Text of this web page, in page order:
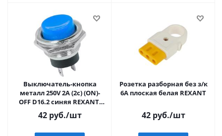
Выключатель-кнопка
металл 250V 2А (2с) (ON)-
OFF D16.2 синяя REXANT,
36-3352
42руб./шт
Розетка разборная без з/к
6А плоская белая REXANT
42руб./шт